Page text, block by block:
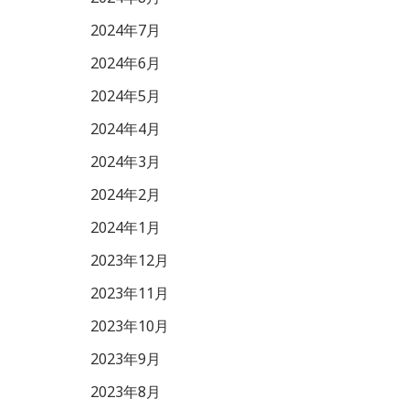
2024年7月
2024年6月
2024年5月
2024年4月
2024年3月
2024年2月
2024年1月
2023年12月
2023年11月
2023年10月
2023年9月
2023年8月